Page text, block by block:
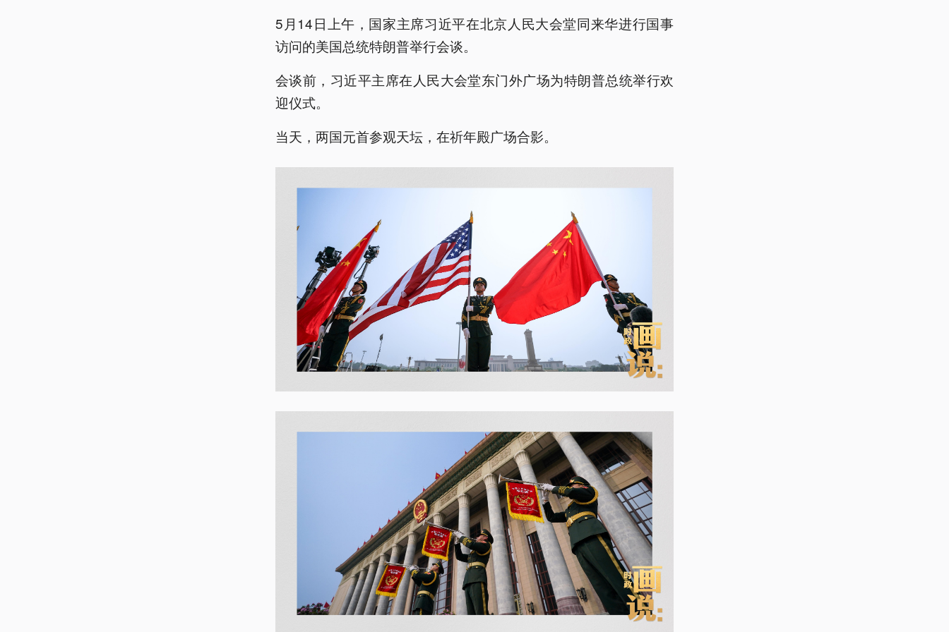
5月14日上午，国家主席习近平在北京人民大会堂同来华进行国事
访问的美国总统特朗普举行会谈。
会谈前，习近平主席在人民大会堂东门外广场为特朗普总统举行欢
迎仪式。
当天，两国元首参观天坛，在祈年殿广场合影。